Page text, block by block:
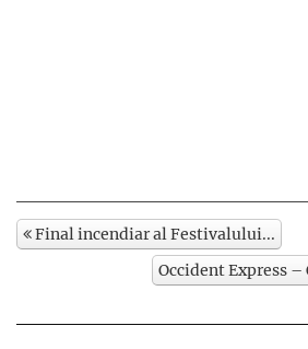
Final incendiar al Festivalului...
Occident Express